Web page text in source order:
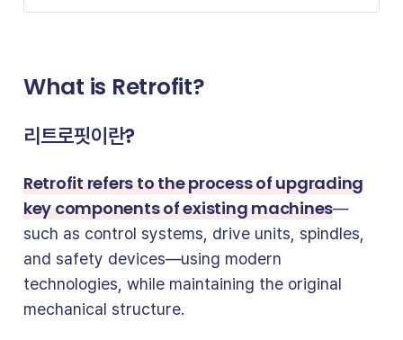
What is Retrofit?
리트로핏이란?
Retrofit refers to the process of upgrading
key components of existing machines—
such as control systems, drive units, spindles,
and safety devices—using modern
technologies, while maintaining the original
mechanical structure.